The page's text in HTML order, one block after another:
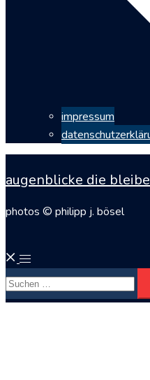
impressum
augenblicke die
photos © philipp j. bösel
Menü
umschalten
Suchen
nach: